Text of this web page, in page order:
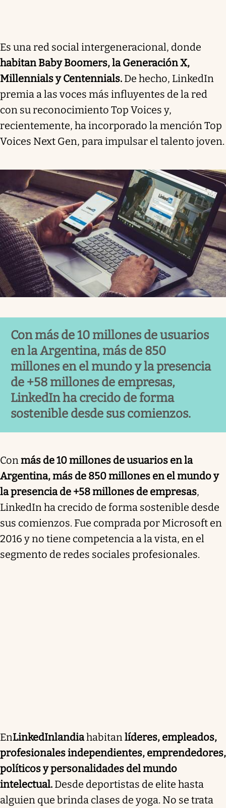
Es una red social intergeneracional, donde
habitan Baby Boomers, la Generación X,
Millennials y Centennials. De hecho, LinkedIn
premia a las voces más influyentes de la red
con su reconocimiento Top Voices y,
recientemente, ha incorporado la mención Top
Voices Next Gen, para impulsar el talento joven.
Con más de 10 millones de usuarios
en la Argentina, más de 850
millones en el mundo y la presencia
de +58 millones de empresas,
LinkedIn ha crecido de forma
sostenible desde sus comienzos.
Con más de 10 millones de usuarios en la
Argentina, más de 850 millones en el mundo y
la presencia de +58 millones de empresas,
LinkedIn ha crecido de forma sostenible desde
sus comienzos. Fue comprada por Microsoft en
2016 y no tiene competencia a la vista, en el
segmento de redes sociales profesionales.
EnLinkedInlandiahabitan líderes, empleados,
profesionales independientes, emprendedores,
políticos y personalidades del mundo
intelectual. Desde deportistas de elite hasta
alguien que brinda clases de yoga. No se trata